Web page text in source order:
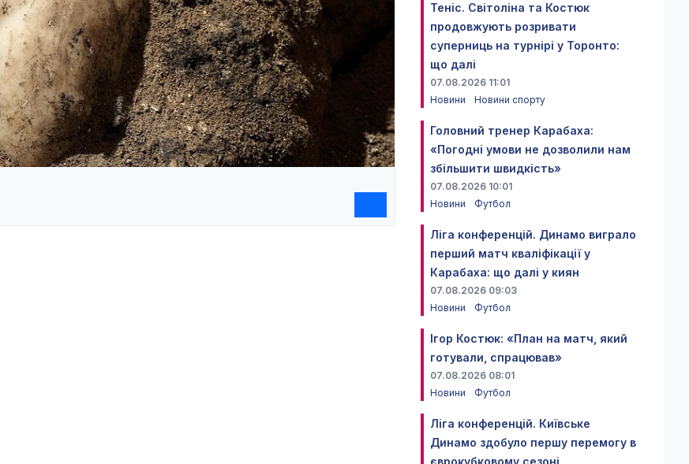
Теніс. Світоліна та Костюк
продовжують розривати
суперниць на турнірі у Торонто:
що далі
07.08.2026 11:01
Новини
Новини спорту
Головний тренер Карабаха:
«Погодні умови не дозволили нам
збільшити швидкість»
07.08.2026 10:01
Новини
Футбол
Ліга конференцій. Динамо виграло
перший матч кваліфікації у
Карабаха: що далі у киян
07.08.2026 09:03
Новини
Футбол
Ігор Костюк: «План на матч, який
готували, спрацював»
07.08.2026 08:01
Новини
Футбол
Ліга конференцій. Київське
Динамо здобуло першу перемогу в
єврокубковому сезоні